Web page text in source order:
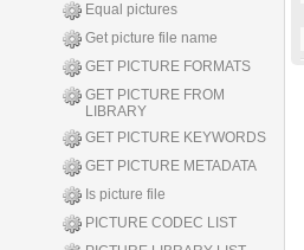
Equal pictures
Get picture file name
GET PICTURE FORMATS
GET PICTURE FROM
LIBRARY
GET PICTURE KEYWORDS
GET PICTURE METADATA
Is picture file
PICTURE CODEC LIST